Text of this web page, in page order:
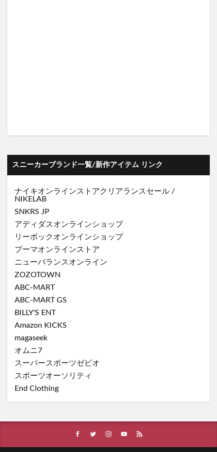
スニーカーブランド一覧/新作アイテム リンク
ナイキオンラインストアクリアランスセール /
NIKELAB
SNKRS JP
アディダスオンラインショップ
リーボックオンラインショップ
プーマオンラインストア
ニューバランスオンライン
ZOZOTOWN
ABC-MART
ABC-MART GS
BILLY'S ENT
Amazon KICKS
magaseek
オムニ7
スーパースポーツゼビオ
スポーツオーソリティ
End Clothing